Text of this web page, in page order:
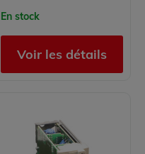
En stock
Voir les détails